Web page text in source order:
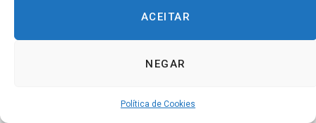
ACEITAR
NEGAR
Política de Cookies
exija muito MENOS vigilância, com um pequeno
esforço e pouco tempo e com o poder de Deus como
garantia da manutenção da meta e da promessa de
acha a mais difícil. O SACRIFÍCIO do ser você